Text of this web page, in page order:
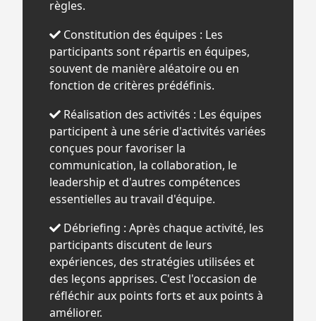
règles.
Constitution des équipes : Les
participants sont répartis en équipes,
souvent de manière aléatoire ou en
fonction de critères prédéfinis.
Réalisation des activités : Les équipes
participent à une série d'activités variées
conçues pour favoriser la
communication, la collaboration, le
leadership et d'autres compétences
essentielles au travail d'équipe.
Débriefing : Après chaque activité, les
participants discutent de leurs
expériences, des stratégies utilisées et
des leçons apprises. C'est l'occasion de
réfléchir aux points forts et aux points à
améliorer.